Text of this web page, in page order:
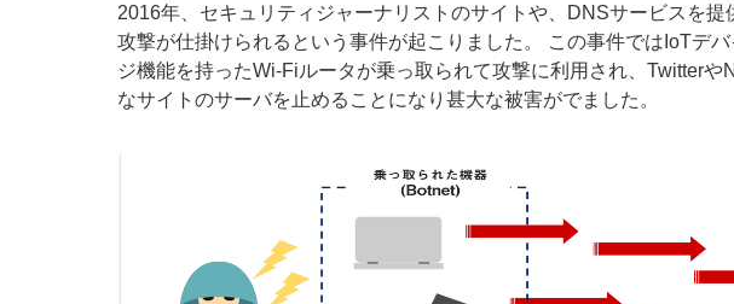
2016年、セキュリティジャーナリストのサイトや、DNSサービスを
攻撃が仕掛けられるという事件が起こりました。 この事件ではIoTデ
ジ機能を持ったWi-Fiルータが乗っ取られて攻撃に利用され、Twitter
なサイトのサーバを止めることになり甚大な被害がでました。